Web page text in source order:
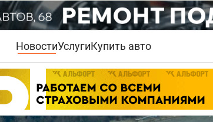
НовостиУслугиКупить авто